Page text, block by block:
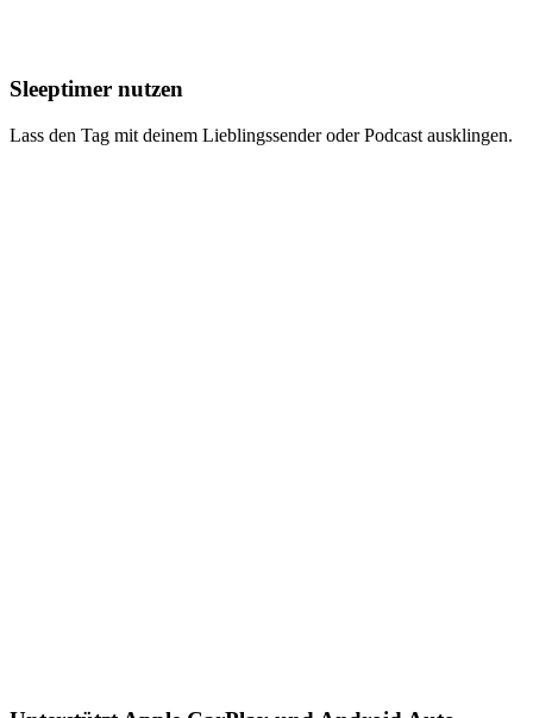
Sleeptimer nutzen
Lass den Tag mit deinem Lieblingssender oder Podcast ausklingen.